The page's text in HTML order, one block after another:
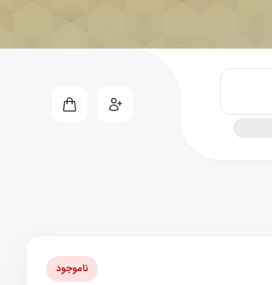
ناموجود